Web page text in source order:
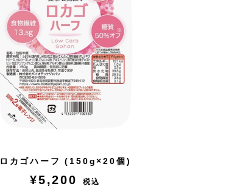
ロカゴハーフ (150g×20個)
¥5,200 税込